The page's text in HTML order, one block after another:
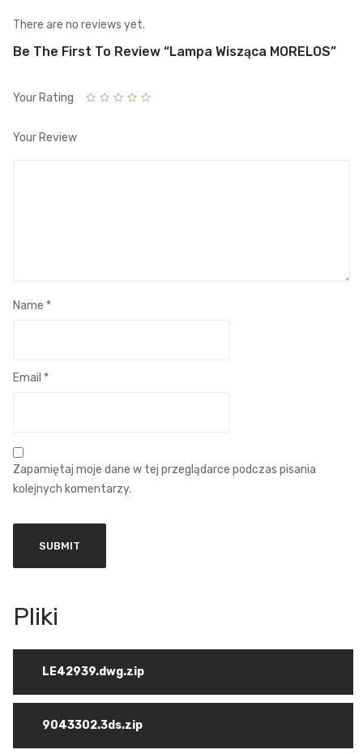
There are no reviews yet.
Be The First To Review “Lampa Wisząca MORELOS”
Your Rating
Your Review
Name *
Email *
Zapamiętaj moje dane w tej przeglądarce podczas pisania
kolejnych komentarzy.
LE42939.dwg.zip
9043302.3ds.zip